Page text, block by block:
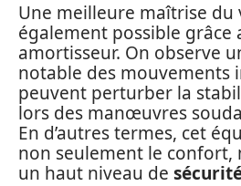
Une meilleure maîtrise du
également possible
amortisseur. On observe
notable des mouvements
peuvent perturber la
lors des manœuvres
En d’autres termes, cet
non seulement le confort,
un haut niveau de